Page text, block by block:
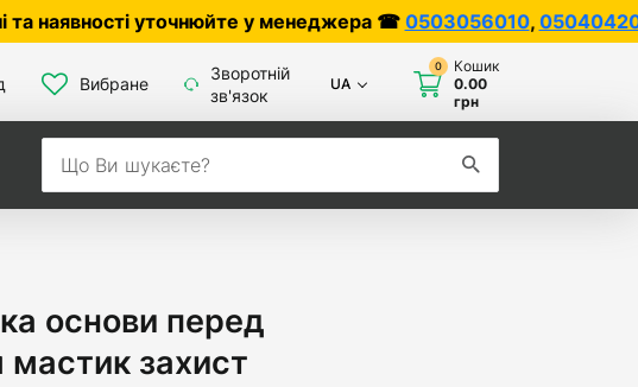
уточнюйте у менеджера ☎0503056010,0504042070
Вибране
Зворотній
зв'язок
UA
0
Кошик
0.00
грн
основи перед
мастик захист